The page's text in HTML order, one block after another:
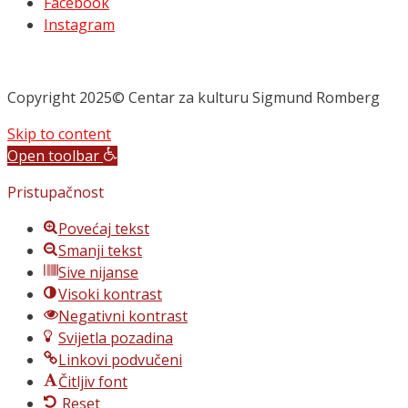
Instagram
Copyright 2025© Centar za kulturu Sigmund Romberg
Skip to content
Open toolbar
Pristupačnost
Povećaj tekst
Smanji tekst
Sive nijanse
Visoki kontrast
Negativni kontrast
Svijetla pozadina
Linkovi podvučeni
Čitljiv font
Reset